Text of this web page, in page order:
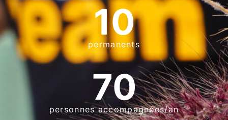
permanents
10
personnes accompagnées/an
70